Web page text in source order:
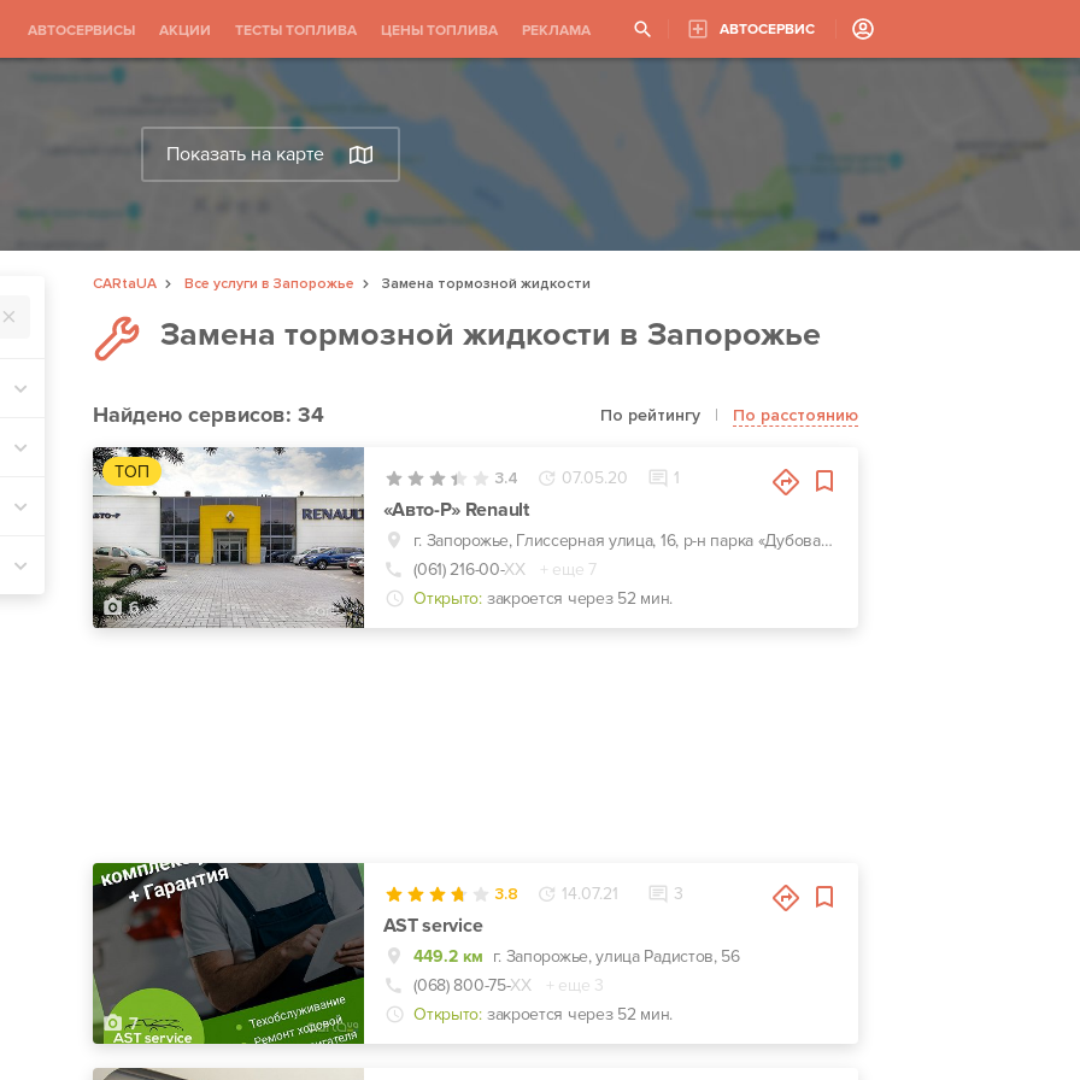
АВТОСЕРВИСЫ АКЦИИ ТЕСТЫ ТОПЛИВА ЦЕНЫ ТОПЛИВА РЕКЛАМА АВТОСЕРВИС
Показать на карте
CARtaUA Все услуги в Запорожье
Замена тормозной жидкости
Замена тормозной жидкости в Запорожье
Найденосервисов: 34 По рейтингу | По расстоянию
ТОП
6
3.4 07.05.20 1
«Авто-Р» Renault
г. Запорожье, Глиссерная улица, 16, р-н парка «Дубовая роща»
(061) 216-00-ХХ
+ еще 7
Открыто: закроется через 52 мин.
7
3.8 14.07.21 3
AST service
449.2 км г. Запорожье, улица Радистов, 56
(068) 800-75-ХХ
+ еще 3
Открыто: закроется через 52 мин.